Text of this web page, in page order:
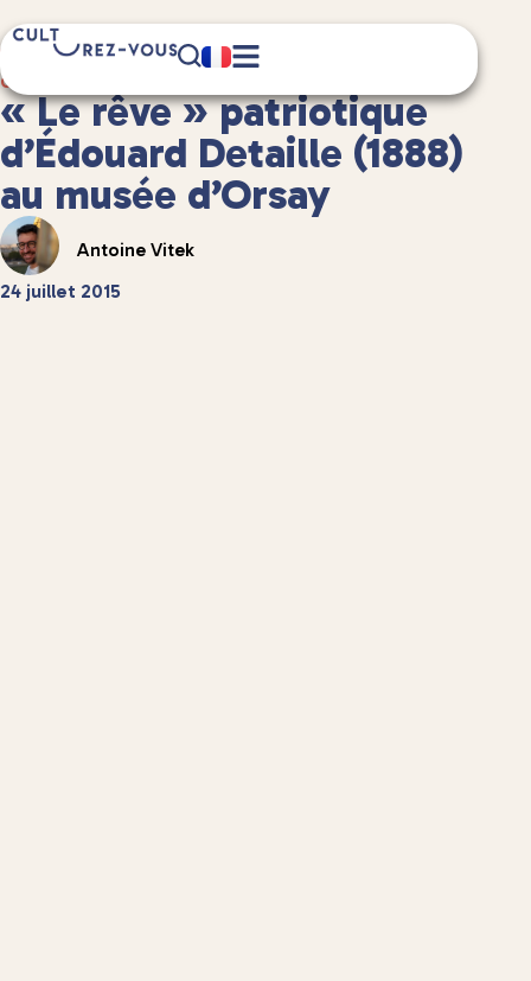
Culture
2 minute(s) de lecture
« Le rêve » patriotique
d’Édouard Detaille (1888)
au musée d’Orsay
Antoine Vitek
24 juillet 2015